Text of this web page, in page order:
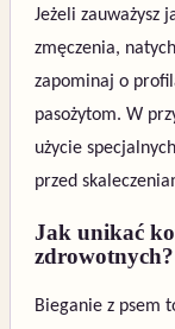
Jeżeli zauważysz
zmęczenia,
zapominaj o
pasożytom. W
użycie
przed
Jak unikać
zdrowotnych?
Bieganie z psem